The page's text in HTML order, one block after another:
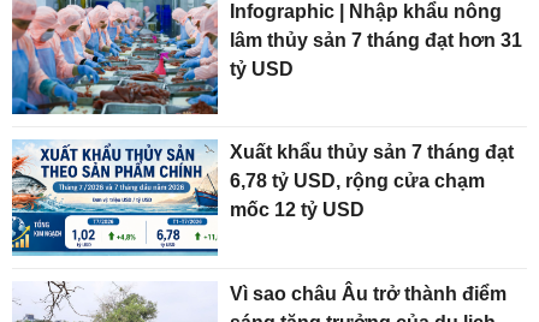
Infographic | Nhập khẩu nông
lâm thủy sản 7 tháng đạt hơn 31
tỷ USD
Xuất khẩu thủy sản 7 tháng đạt
6,78 tỷ USD, rộng cửa chạm
mốc 12 tỷ USD
Vì sao châu Âu trở thành điểm